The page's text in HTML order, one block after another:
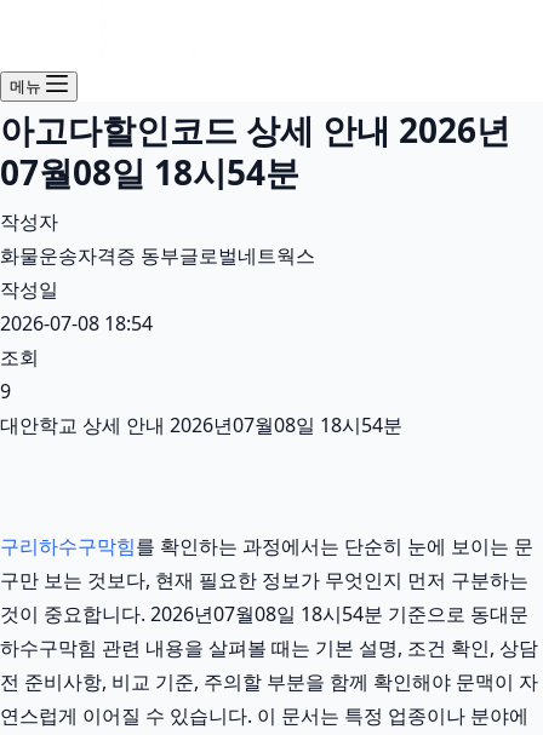
메뉴
아고다할인코드 상세 안내 2026년
07월08일 18시54분
작성자
화물운송자격증 동부글로벌네트웍스
작성일
2026-07-08 18:54
조회
9
대안학교 상세 안내 2026년07월08일 18시54분
구리하수구막힘를 확인하는 과정에서는 단순히 눈에 보이는 문
구만 보는 것보다, 현재 필요한 정보가 무엇인지 먼저 구분하는
것이 중요합니다. 2026년07월08일 18시54분 기준으로 동대문
하수구막힘 관련 내용을 살펴볼 때는 기본 설명, 조건 확인, 상담
전 준비사항, 비교 기준, 주의할 부분을 함께 확인해야 문맥이 자
연스럽게 이어질 수 있습니다. 이 문서는 특정 업종이나 분야에